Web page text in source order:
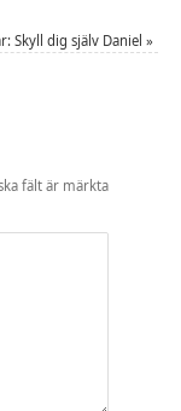
Skyll dig själv Daniel»
fält är märkta